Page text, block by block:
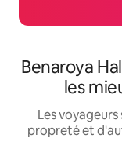
Benaroya
les
Les
propreté et